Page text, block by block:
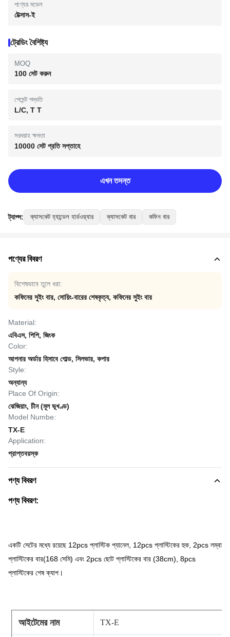
পণ্যের মডেল
টেক্সাস-ই
ট্রেডিং বৈশিষ্ট্য
MOQ
100 সেট করুন
পেমেন্ট পদ্ধতি
L/C, T T
সরবরাহ ক্ষমতা
10000 সেট প্রতি সপ্তাহে
এখন তদন্ত
ট্যাগ্স: ক্যাসকেট হ্যান্ডেল হার্ডওয়্যার ক্যাসকেট বার কফিন বার
পণ্যের বিবরণ
বিশেষভাবে তুলে ধরা:
কফিনের সুইং বার, সোয়িং-বারের শেষকৃত্য, কফিনের সুইং বার
Material:
এবিএস, পিপি, জিংক
Color:
আপনার অর্ডার হিসাবে গোল্ড, সিলভার, কপার
Style:
অন্যান্য
Place Of Origin:
ঝেজিয়াং, চীন (মূল ভূখণ্ড)
Model Numbe:
TX-E
Application:
প্রাপ্তবয়স্ক
পণ্য বিবরণ
পণ্য বিবরণ:
একটি সেটের মধ্যে রয়েছে 12pcs প্লাস্টিক প্যানেল, 12pcs প্লাস্টিকের হুক, 2pcs লম্বা
প্লাস্টিকের বার(168 সেমি) এবং 2pcs ছোট প্লাস্টিকের বার (38cm), 8pcs
প্লাস্টিকের শেষ ক্যাপ।
আইটেমের নাম TX-E